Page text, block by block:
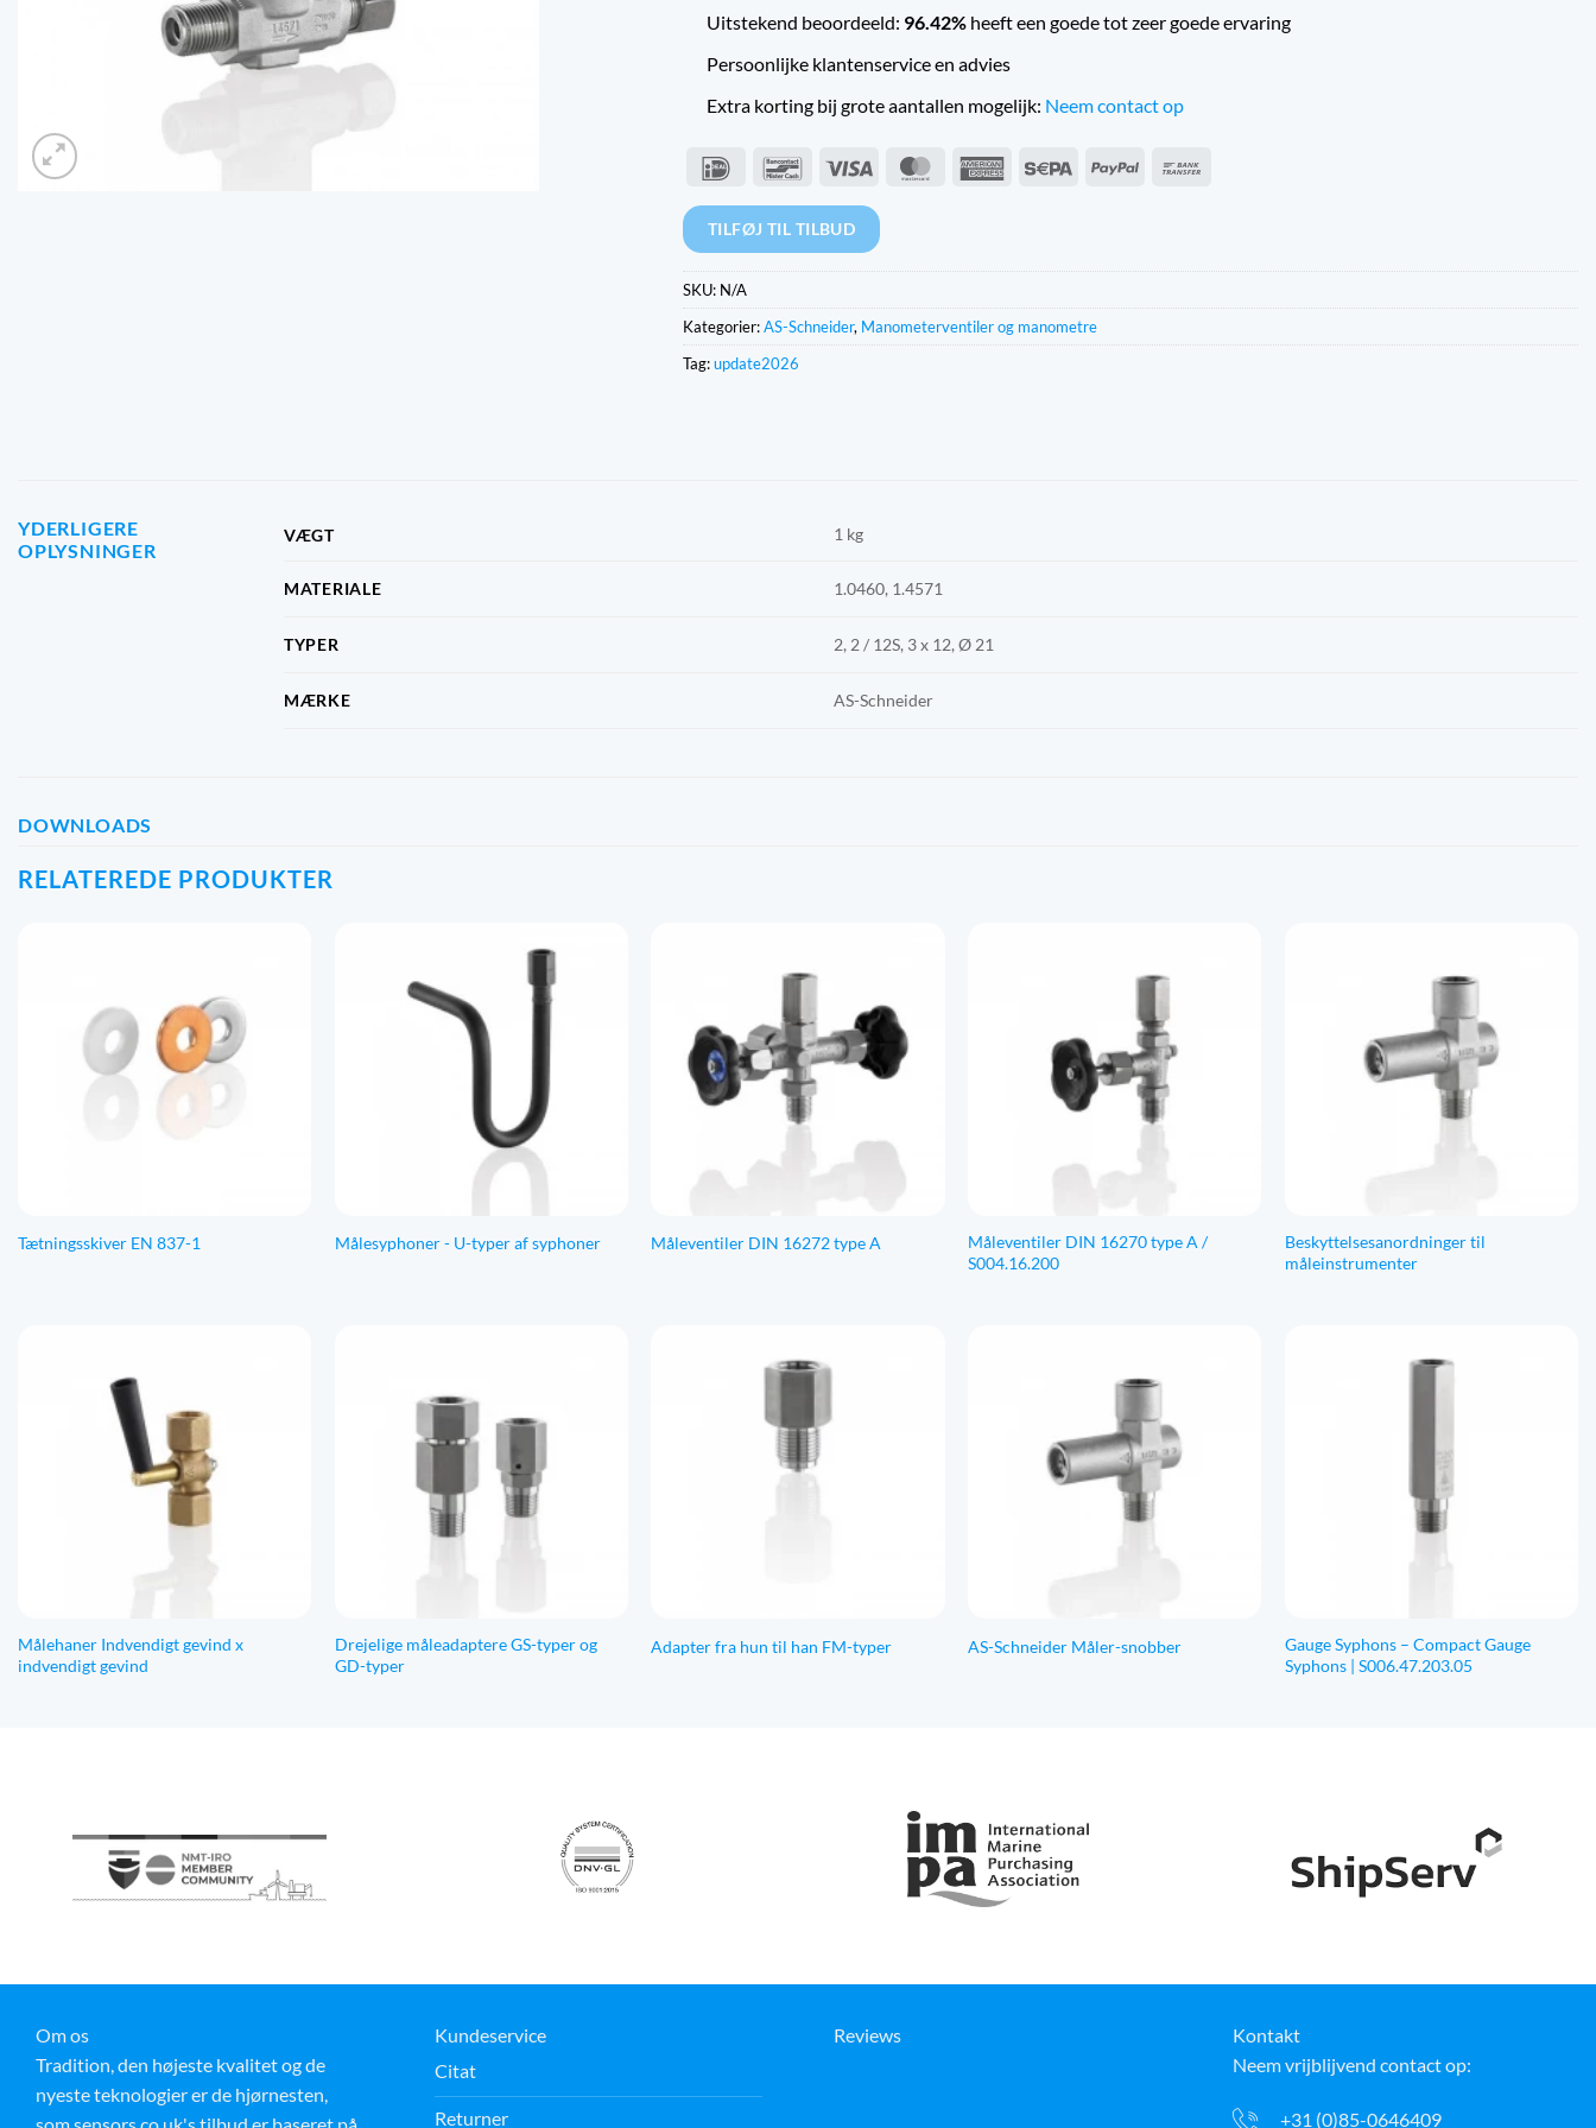
Uitstekend beoordeeld: 96.42% heeft een goede tot zeer goede ervaring
Persoonlijke klantenservice en advies
Extra korting bij grote aantallen mogelijk: Neem contact op
IDeal BancontactVisum MasterCardAmerican Sepa PayPal
TILFØJ TIL TILBUD
SKU: N/A
Kategorier:AS-Schneider, Manometerventiler og manometre
Tag:update2026
YDERLIGERE
OPLYSNINGER
VÆGT 1 kg
MATERIALE 1.0460, 1.4571
TYPER 2, 2 / 12S, 3 x 12, Ø 21
MÆRKE AS-Schneider
DOWNLOADS
RELATEREDE PRODUKTER
Tætningsskiver EN 837-1 Målesyphoner - U-typer af syphoner Måleventiler DIN 16272 type A
Måleventiler DIN 16270 type A /
S004.16.200
Beskyttelsesanordninger til
måleinstrumenter
Målehaner Indvendigt gevind x
indvendigt gevind
Drejelige måleadaptere GS-typer og
GD-typer
Adapter fra hun til han FM-typer AS-Schneider Måler-snobber
Gauge Syphons – Compact Gauge
Syphons | S006.47.203.05
Om os
Tradition, den højeste kvalitet og de
nyeste teknologier er de hjørnesten,
Kundeservice
Citat
Returner
Reviews
Kontakt
Neem vrijblijvend contact op:
+31 (0)85-0646409